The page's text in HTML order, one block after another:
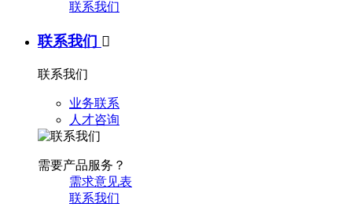
联系我们
联系我们 
联系我们
业务联系
人才咨询
需要产品服务？
需求意见表
联系我们